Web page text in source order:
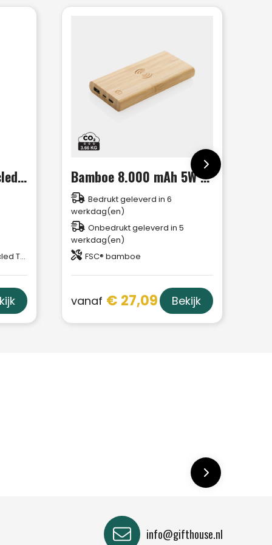
RCS standaard recycled plastic wireless powerbank
TPE
Bamboe 8.000 mAh 5W draadloze powerbank
Bedrukt geleverd in 6
werkdag(en)
Onbedrukt geleverd in 5
werkdag(en)
FSC® bamboe
vanaf € 27,09 Bekijk
info@gifthouse.nl